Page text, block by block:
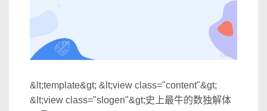
&lt;template&gt; &lt;view class="content"&gt;
&lt;view class="slogen"&gt;史上最牛的数独解体